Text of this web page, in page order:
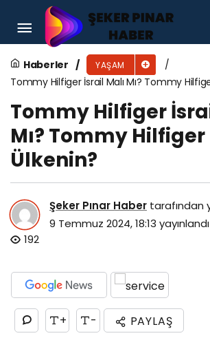
Haberler YAŞAM
Tommy Hilfiger İsrail Malı Mı? Tommy
Tommy Hilfiger
Mı? Tommy
Ülkenin?
Şeker Pınar Haber tarafından
9 Temmuz 2024, 18:13 yayınlandı
192
+ - PAYLAŞ
Jersey Gezilecek Yerler